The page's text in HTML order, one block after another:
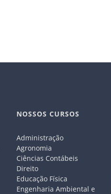
NOSSOS CURSOS
Administração
Agronomia
Ciências Contábeis
Direito
Educação Física
Engenharia Ambiental e